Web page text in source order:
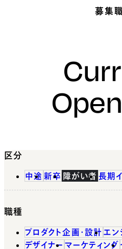
募集
区分
中途 新卒 障がい者 長期
職種
プロダクト企画・設計 エン
デザイナー マーケティング